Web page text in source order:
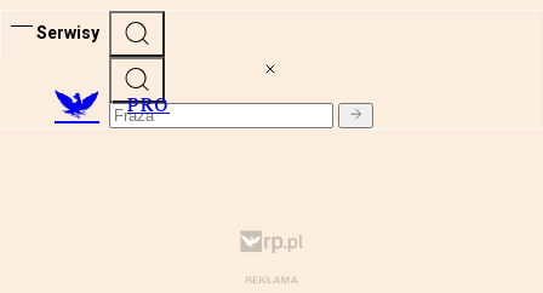
Serwisy
PRO